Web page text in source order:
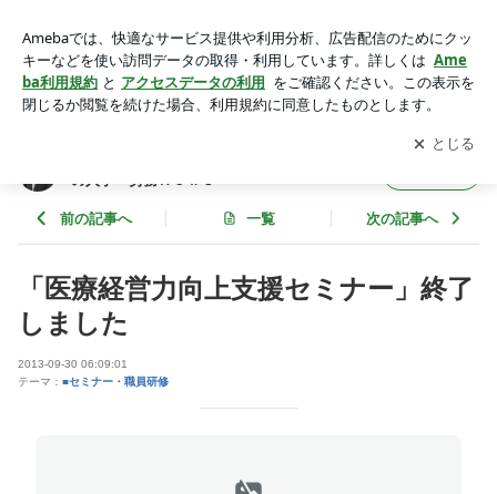
士がお届けする医療業界のための人事・労務Ｎｅｗｓ
アプリをダウンロードして ブログの更新通知
を受け取りまし
ょう。
開く
の人事・労務Ｎｅｗｓ
前の記事へ 一覧 次の記事へ
「医療経営力向上支援セミナー」終了
しました
2013-09-30 06:09:01
テーマ： ■セミナー・職員研修